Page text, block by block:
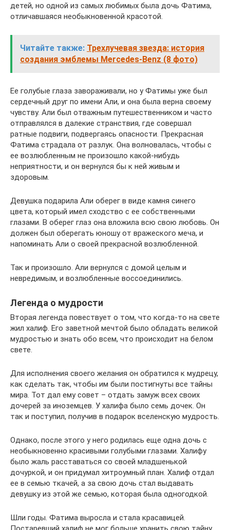
детей, но одной из самых любимых была дочь Фатима,
отличавшаяся необыкновенной красотой.
Читайте также: Трехлучевая звезда: история
создания эмблемы Mercedes-Benz (8 фото)
Ее голубые глаза завораживали, но у Фатимы уже был
сердечный друг по имени Али, и она была верна своему
чувству. Али был отважным путешественником и часто
отправлялся в далекие странствия, где совершал
ратные подвиги, подвергаясь опасности. Прекрасная
Фатима страдала от разлук. Она волновалась, чтобы с
ее возлюбленным не произошло какой-нибудь
неприятности, и он вернулся бы к ней живым и
здоровым.
Девушка подарила Али оберег в виде камня синего
цвета, который имел сходство с ее собственными
глазами. В оберег глаз она вложила всю свою любовь. Он
должен был оберегать юношу от вражеского меча, и
напоминать Али о своей прекрасной возлюбленной.
Так и произошло. Али вернулся с домой целым и
невредимым, и возлюбленные воссоединились.
Легенда о мудрости
Вторая легенда повествует о том, что когда-то на свете
жил халиф. Его заветной мечтой было обладать великой
мудростью и знать обо всем, что происходит на белом
свете.
Для исполнения своего желания он обратился к мудрецу,
как сделать так, чтобы им были постигнуты все тайны
мира. Тот дал ему совет – отдать замуж всех своих
дочерей за иноземцев. У халифа было семь дочек. Он
так и поступил, получив в подарок вселенскую мудрость.
Однако, после этого у него родилась еще одна дочь с
необыкновенно красивыми голубыми глазами. Халифу
было жаль расставаться со своей младшенькой
дочуркой, и он придумал хитроумный план. Халиф отдал
ее в семью ткачей, а за свою дочь стал выдавать
девушку из этой же семью, которая была одногодкой.
Шли годы. Фатима выросла и стала красавицей.